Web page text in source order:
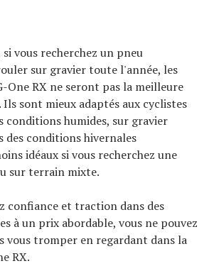
vous recherchez un pneu
sur gravier toute l'année, les
One RX ne seront pas la meilleure
sont mieux adaptés aux cyclistes
humides, sur gravier
des conditions hivernales
idéaux si vous recherchez une
sur terrain mixte.
confiance et traction dans des
à un prix abordable, vous ne pouvez
vous tromper en regardant dans la
RX.